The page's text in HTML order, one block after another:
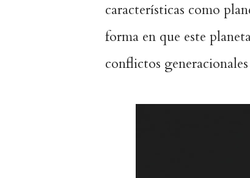
características como
forma en que este
conflictos